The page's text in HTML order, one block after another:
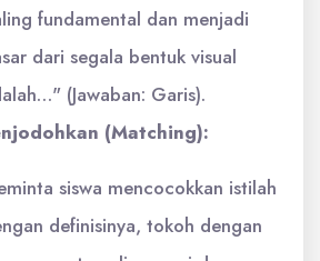
fundamental dan menjadi
dari segala bentuk visual
(Jawaban: Garis).
(Matching):
siswa mencocokkan istilah
definisinya, tokoh dengan